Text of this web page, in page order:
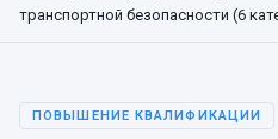
транспортной безопасности (6
ПОВЫШЕНИЕ КВАЛИФИКАЦИИ